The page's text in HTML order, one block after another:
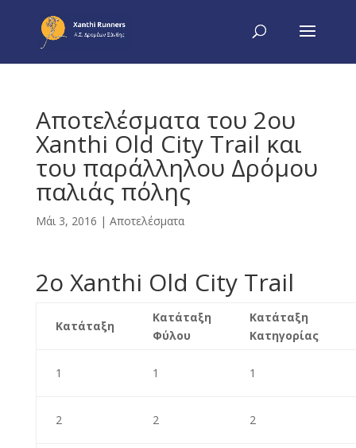
Αποτελέσματα του 2ου
Xanthi Old City Trail και
του παράλληλου Δρόμου
παλιάς πόλης
Μάι 3, 2016 | Αποτελέσματα
2o Xanthi Old City Trail
Κατάταξη
Κατάταξη
Φύλου
Κατάταξη
Κατηγορίας
1 1 1
2 2 2